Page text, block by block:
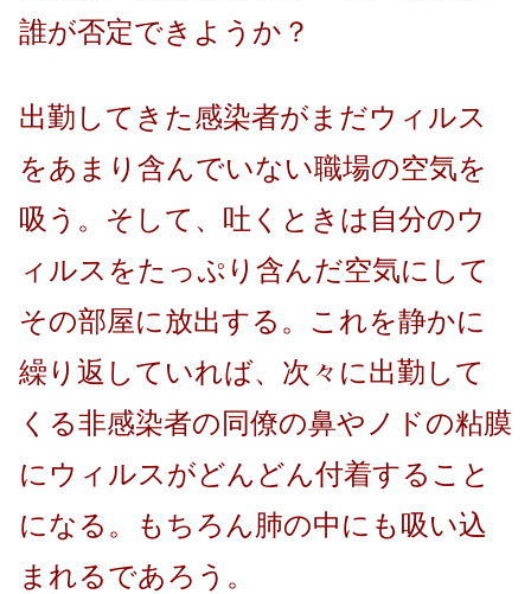
誰が否定できようか？
出勤してきた感染者がまだウィルス
をあまり含んでいない職場の空気を
吸う。そして、吐くときは自分のウ
ィルスをたっぷり含んだ空気にして
その部屋に放出する。これを静かに
繰り返していれば、次々に出勤して
くる非感染者の同僚の鼻やノドの粘膜
にウィルスがどんどん付着すること
になる。もちろん肺の中にも吸い込
まれるであろう。